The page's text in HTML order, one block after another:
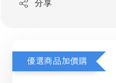
分享
優選商品加價購